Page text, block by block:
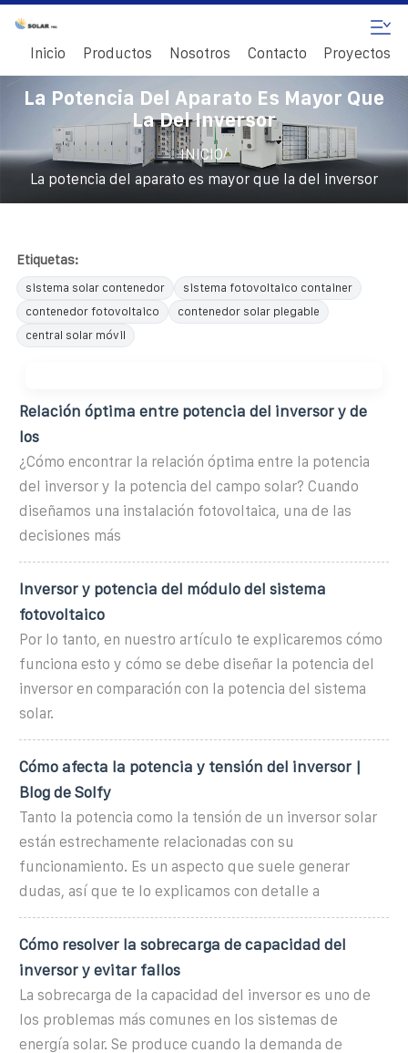
Inicio Productos Nosotros Contacto Proyectos
La Potencia Del Aparato Es Mayor Que
La Del Inversor
INICIO/
La potencia del aparato es mayor que la del inversor
Etiquetas:
sistema solar contenedor
sistema fotovoltaico container
contenedor fotovoltaico
contenedor solar plegable
central solar móvil
Relación óptima entre potencia del inversor y de
los
¿Cómo encontrar la relación óptima entre la potencia
del inversor y la potencia del campo solar? Cuando
diseñamos una instalación fotovoltaica, una de las
decisiones más
Inversor y potencia del módulo del sistema
fotovoltaico
Por lo tanto, en nuestro artículo te explicaremos cómo
funciona esto y cómo se debe diseñar la potencia del
inversor en comparación con la potencia del sistema
solar.
Cómo afecta la potencia y tensión del inversor |
Blog de Solfy
Tanto la potencia como la tensión de un inversor solar
están estrechamente relacionadas con su
funcionamiento. Es un aspecto que suele generar
dudas, así que te lo explicamos con detalle a
Cómo resolver la sobrecarga de capacidad del
inversor y evitar fallos
La sobrecarga de la capacidad del inversor es uno de
los problemas más comunes en los sistemas de
energía solar. Se produce cuando la demanda de